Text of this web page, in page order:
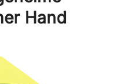
Hand